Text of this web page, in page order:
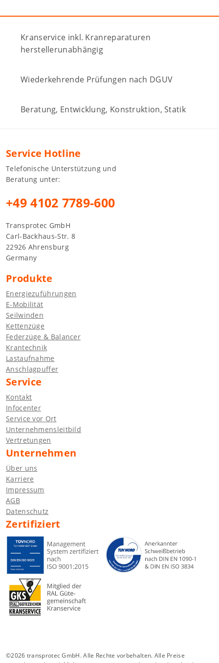
Kranservice inkl. Kranreparaturen
herstellerunabhängig
Wiederkehrende Prüfungen nach DGUV
Beratung, Entwicklung, Konstruktion, Statik
Service Hotline
Telefonische Unterstützung und
Beratung unter:
+49 4102 7789-600
Transprotec GmbH
Carl-Backhaus-Str. 8
22926 Ahrensburg
Germany
Produkte
Energiezuführungen
E-Mobilität
Seilwinden
Kettenzüge
Federzüge & Balancer
Krantechnik
Lastaufnahme
Anschlagpuffer
Service
Kontakt
Infocenter
Service vor Ort
Unternehmensleitbild
Vertretungen
Unternehmen
Über uns
Karriere
Impressum
AGB
Datenschutz
Zertifiziert
©2026 transprotec GmbH. Alle Rechte vorbehalten. Alle Preise